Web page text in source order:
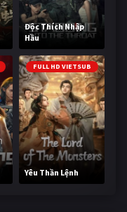
Độc Thích Nhập
Hầu
FULL HD VIETSUB
Yêu Thần Lệnh